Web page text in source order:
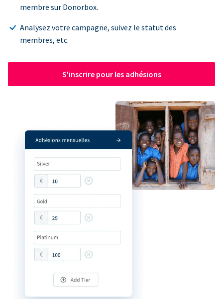
membre sur Donorbox.
Analysez votre campagne, suivez le statut des
membres, etc.
S'inscrire pour les adhésions